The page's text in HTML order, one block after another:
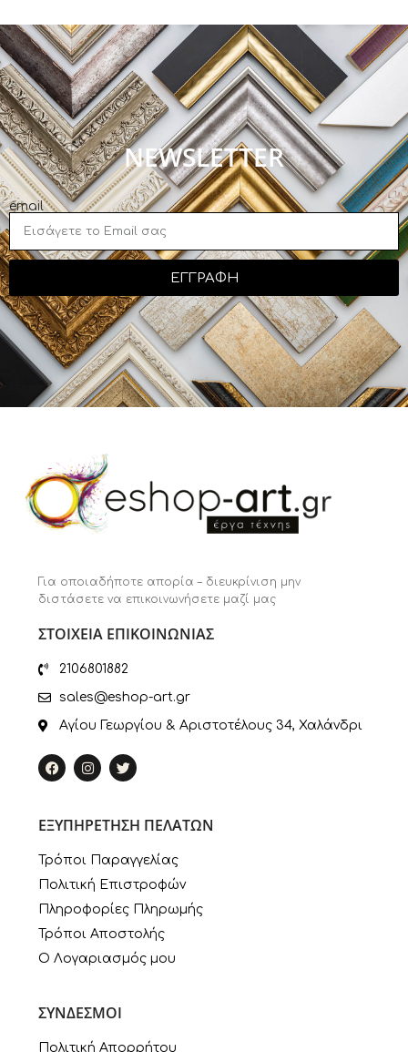
NEWSLETTER
email
ΕΓΓΡΑΦΗ
Για οποιαδήποτε απορία – διευκρίνιση μην
διστάσετε να επικοινωνήσετε μαζί μας
ΣΤΟΙΧΕΙΑ ΕΠΙΚΟΙΝΩΝΙΑΣ
2106801882
sales@eshop-art.gr
Αγίου Γεωργίου & Αριστοτέλους 34, Χαλάνδρι
ΕΞΥΠΗΡΕΤΗΣΗ ΠΕΛΑΤΩΝ
Τρόποι Παραγγελίας
Πολιτική Επιστροφών
Πληροφορίες Πληρωμής
Τρόποι Αποστολής
Ο Λογαριασμός μου
ΣΥΝΔΕΣΜΟΙ
Πολιτική Απορρήτου